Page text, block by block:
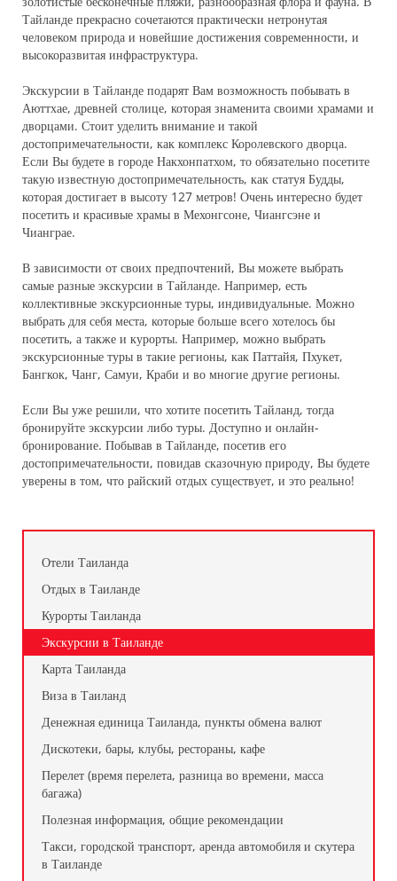
Тайланде прекрасно сочетаются практически нетронутая
человеком природа и новейшие достижения современности, и
высокоразвитая инфраструктура.
Экскурсии в Тайланде подарят Вам возможность побывать в
Аюттхае, древней столице, которая знаменита своими храмами и
дворцами. Стоит уделить внимание и такой
достопримечательности, как комплекс Королевского дворца.
Если Вы будете в городе Накхонпатхом, то обязательно посетите
такую известную достопримечательность, как статуя Будды,
которая достигает в высоту 127 метров! Очень интересно будет
посетить и красивые храмы в Мехонгсоне, Чиангсэне и
Чианграе.
В зависимости от своих предпочтений, Вы можете выбрать
самые разные экскурсии в Тайланде. Например, есть
коллективные экскурсионные туры, индивидуальные. Можно
выбрать для себя места, которые больше всего хотелось бы
посетить, а также и курорты. Например, можно выбрать
экскурсионные туры в такие регионы, как Паттайя, Пхукет,
Бангкок, Чанг, Самуи, Краби и во многие другие регионы.
Если Вы уже решили, что хотите посетить Тайланд, тогда
бронируйте экскурсии либо туры. Доступно и онлайн-
бронирование. Побывав в Тайланде, посетив его
достопримечательности, повидав сказочную природу, Вы будете
уверены в том, что райский отдых существует, и это реально!
Отели Таиланда
Отдых в Таиланде
Курорты Таиланда
Экскурсии в Таиланде
Карта Таиланда
Виза в Таиланд
Денежная единица Таиланда, пункты обмена валют
Дискотеки, бары, клубы, рестораны, кафе
Перелет (время перелета, разница во времени, масса
багажа)
Полезная информация, общие рекомендации
Такси, городской транспорт, аренда автомобиля и скутера
в Таиланде